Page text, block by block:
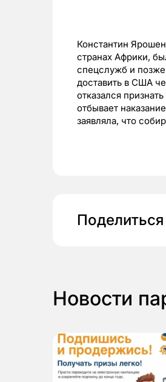
Константин
странах Африки,
спецслужб и
доставить в США
отказался
отбывает
заявляла, что
Новости